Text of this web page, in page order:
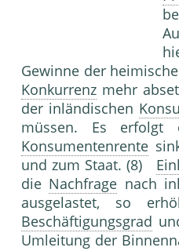
Gewinne der
Konkurrenz mehr
der inländischen
müssen. Es erfolgt
Konsumentenrente
und zum Staat. (8)
die Nachfrage nach
ausgelastet, so
Beschäftigungsgrad
Umleitung der